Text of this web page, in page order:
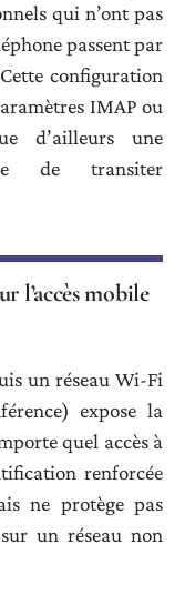
qui n’ont pas
passent par
configuration
IMAP ou
d’ailleurs une
de transiter
l’accès mobile
un réseau Wi-Fi
expose la
quel accès à
renforcée
ne protège pas
un réseau non